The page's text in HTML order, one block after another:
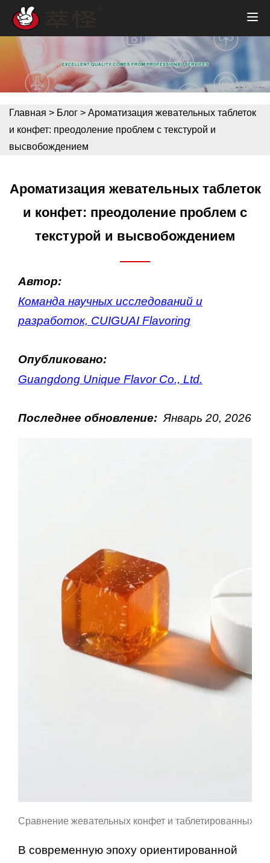
Главная > Блог > Ароматизация жевательных таблеток
и конфет: преодоление проблем с текстурой и
высвобождением
Ароматизация жевательных таблеток
и конфет: преодоление проблем с
текстурой и высвобождением
Автор:
Команда научных исследований и
разработок, CUIGUAI Flavoring
Опубликовано:
Guangdong Unique Flavor Co., Ltd.
Последнее обновление: Январь 20, 2026
Сравнение жевательных конфет и таблетированных
В современную эпоху ориентированной